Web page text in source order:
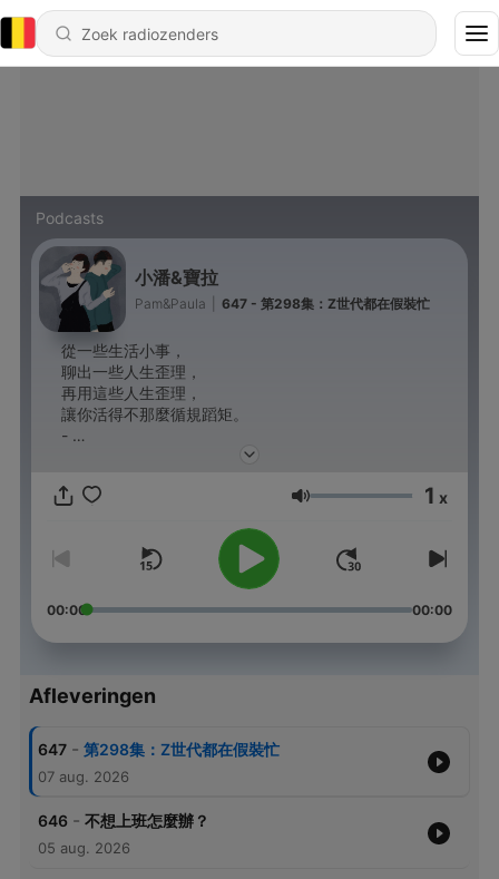
Podcasts
小潘&寶拉
Pam&Paula 647 - 第298集：Z世代都在假裝忙
從一些生活小事，
聊出一些人生歪理，
再用這些人生歪理，
讓你活得不那麼循規蹈矩。
-
商業合作信箱：janejanepp168@gmail.com
寶拉IG：wan715
歡迎自由捐獻：https://open.firstory.me/join/168168
Volume 1 x
00:00 00:00
Afleveringen
647 - 第298集：Z世代都在假裝忙
07 aug. 2026
646 - 不想上班怎麼辦？
05 aug. 2026